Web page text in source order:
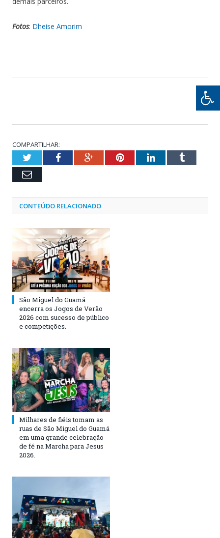
Fotos: Dheise Amorim
COMPARTILHAR:
TwitterFacebookGoogle+PinterestLinkedInTumblr
Email
CONTEÚDO RELACIONADO
São Miguel do Guamá
encerra os Jogos de Verão
2026 com sucesso de público
e competições.
Milhares de fiéis tomam as
ruas de São Miguel do Guamá
em uma grande celebração
de fé na Marcha para Jesus
2026.